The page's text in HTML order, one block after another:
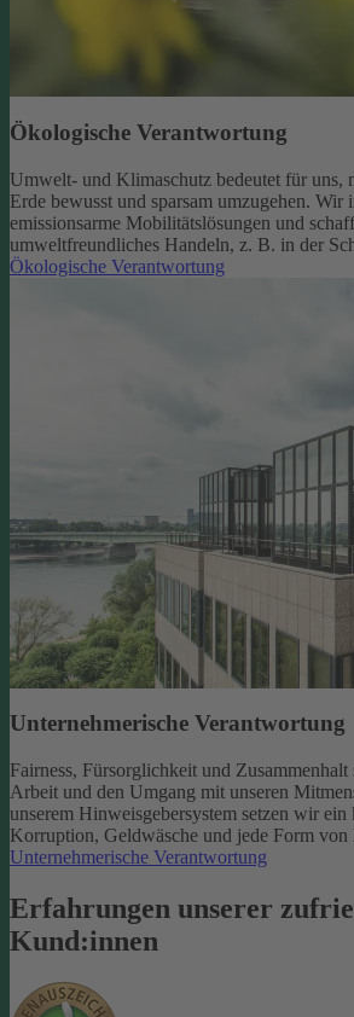
Ökologische Verantwortung
Umwelt- und Klimaschutz bedeutet für uns,
Erde bewusst und sparsam umzugehen. Wir
emissionsarme Mobilitätslösungen und
umweltfreundliches Handeln, z. B. in der
Ökologische Verantwortung
Unternehmerische Verantwortung
Fairness, Fürsorglichkeit und
Arbeit und den Umgang mit unseren
unserem Hinweisgebersystem setzen wir ein
Korruption, Geldwäsche und jede Form
Unternehmerische Verantwortung
Erfahrungen unserer
Kund:innen